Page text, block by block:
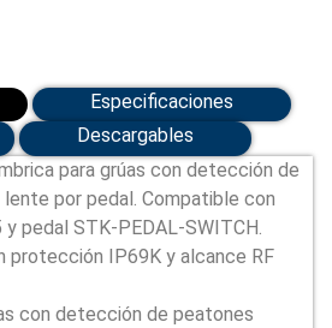
Especificaciones
Descargables
para grúas con detección de
por pedal. Compatible con
pedal STK-PEDAL-SWITCH.
protección IP69K y alcance RF
con detección de peatones